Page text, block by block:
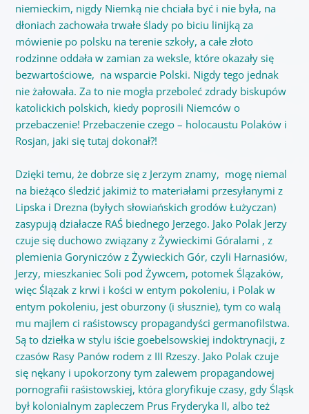
niemieckim, nigdy Niemką nie chciała być i nie była, na
dłoniach zachowała trwałe ślady po biciu linijką za
mówienie po polsku na terenie szkoły, a całe złoto
rodzinne oddała w zamian za weksle, które okazały się
bezwartościowe, na wsparcie Polski. Nigdy tego jednak
nie żałowała. Za to nie mogła przeboleć zdrady biskupów
katolickich polskich, kiedy poprosili Niemców o
przebaczenie! Przebaczenie czego – holocaustu Polaków i
Rosjan, jaki się tutaj dokonał?!
Dzięki temu, że dobrze się z Jerzym znamy, mogę niemal
na bieżąco śledzić jakimiż to materiałami przesyłanymi z
Lipska i Drezna (byłych słowiańskich grodów Łużyczan)
zasypują działacze RAŚ biednego Jerzego. Jako Polak Jerzy
czuje się duchowo związany z Żywieckimi Góralami , z
plemienia Goryniczów z Żywieckich Gór, czyli Harnasiów,
Jerzy, mieszkaniec Soli pod Żywcem, potomek Ślązaków,
więc Ślązak z krwi i kości w entym pokoleniu, i Polak w
entym pokoleniu, jest oburzony (i słusznie), tym co walą
mu majlem ci raśistowscy propagandyści germanofilstwa.
Są to dziełka w stylu iście goebelsowskiej indoktrynacji, z
czasów Rasy Panów rodem z III Rzeszy. Jako Polak czuje
się nękany i upokorzony tym zalewem propagandowej
pornografii raśistowskiej, która gloryfikuje czasy, gdy Śląsk
był kolonialnym zapleczem Prus Fryderyka II, albo też